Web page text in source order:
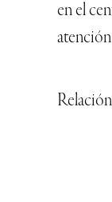
en el
atención